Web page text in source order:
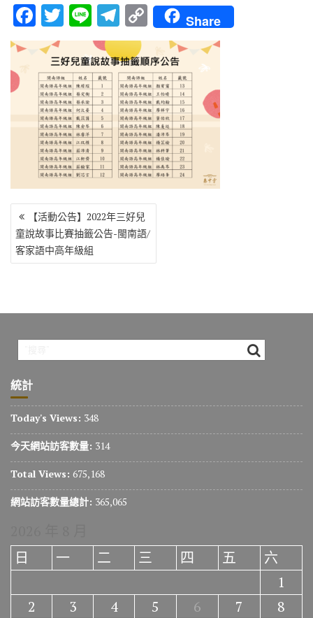
F
ac
e
b
o
o
k
T
w
it
te
r
Li
n
e
T
el
e
gr
a
m
C
o
p
y
Li
n
k
Share
文
章
導
覽
【活動公告】2022年三好兒
童說故事比賽抽籤公告-閩南語/
客家語中高年級組
統計
Today's Views: 348
今天網站訪客數量: 314
Total Views: 675,168
網站訪客數量總計: 365,065
日
一 二 三 四 五
六
1
2
3 4 5 6 7
8